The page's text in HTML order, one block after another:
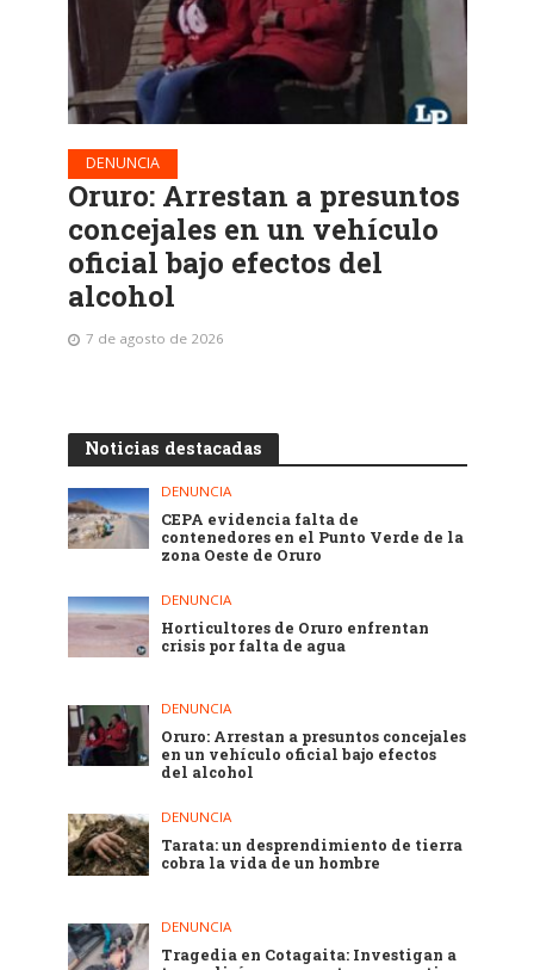
DENUNCIA
Oruro: Arrestan a presuntos
concejales en un vehículo
oficial bajo efectos del
alcohol
7 de agosto de 2026
Noticias destacadas
DENUNCIA
CEPA evidencia falta de
contenedores en el Punto Verde de la
zona Oeste de Oruro
DENUNCIA
Horticultores de Oruro enfrentan
crisis por falta de agua
DENUNCIA
Oruro: Arrestan a presuntos concejales
en un vehículo oficial bajo efectos
del alcohol
DENUNCIA
Tarata: un desprendimiento de tierra
cobra la vida de un hombre
DENUNCIA
Tragedia en Cotagaita: Investigan a